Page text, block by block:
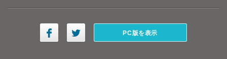
PC版を表示